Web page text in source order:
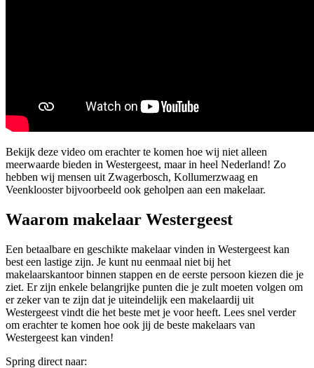
Bekijk deze video om erachter te komen hoe wij niet alleen
meerwaarde bieden in Westergeest, maar in heel Nederland! Zo
hebben wij mensen uit Zwagerbosch, Kollumerzwaag en
Veenklooster bijvoorbeeld ook geholpen aan een makelaar.
Waarom makelaar Westergeest
Een betaalbare en geschikte makelaar vinden in Westergeest kan
best een lastige zijn. Je kunt nu eenmaal niet bij het
makelaarskantoor binnen stappen en de eerste persoon kiezen die je
ziet. Er zijn enkele belangrijke punten die je zult moeten volgen om
er zeker van te zijn dat je uiteindelijk een makelaardij uit
Westergeest vindt die het beste met je voor heeft. Lees snel verder
om erachter te komen hoe ook jij de beste makelaars van
Westergeest kan vinden!
Spring direct naar: